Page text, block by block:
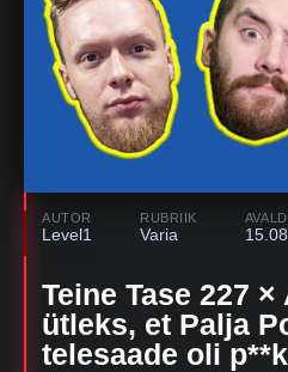
AUTOR
Level1
RUBRIIK
Varia
Teine Tase 227
ütleks, et Palja
telesaade oli